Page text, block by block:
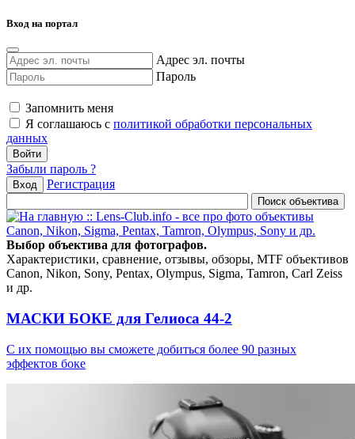
Вход на портал
Адрес эл. почты
Пароль
Запомнить меня
Я соглашаюсь с политикой обработки персональных
данных
Забыли пароль ?
Вход Регистрация
Выбор объектива для фотографов.
Характеристики, сравнение, отзывы, обзоры, MTF объективов
Canon, Nikon, Sony, Pentax, Olympus, Sigma, Tamron, Carl Zeiss
и др.
МАСКИ БОКЕ для Гелиоса 44-2
С их помощью вы сможете добиться более 90 разных
эффектов боке